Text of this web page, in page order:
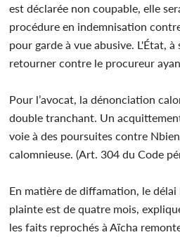
est déclarée non coupable, elle
procédure en indemnisation
pour garde à vue abusive. L'État,
retourner contre le procureur
Pour l’avocat, la dénonciation
double tranchant. Un
voie à des poursuites contre
calomnieuse. (Art. 304 du Code
En matière de diffamation, le
plainte est de quatre mois,
les faits reprochés à Aïcha